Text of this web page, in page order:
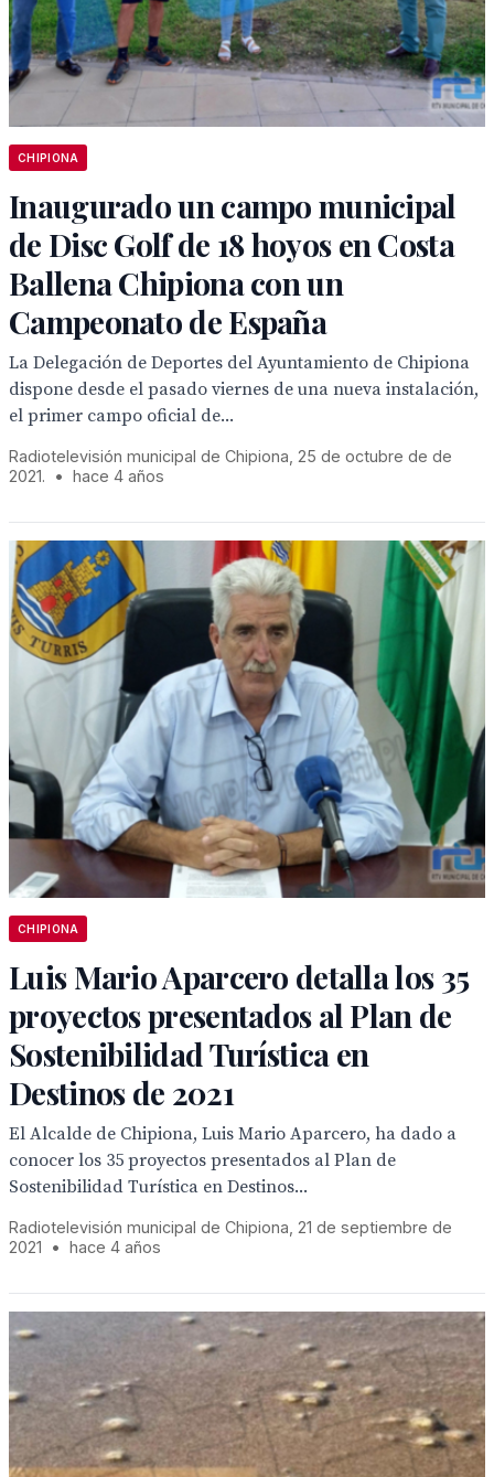
CHIPIONA
Inaugurado un campo municipal
de Disc Golf de 18 hoyos en Costa
Ballena Chipiona con un
Campeonato de España
La Delegación de Deportes del Ayuntamiento de Chipiona
dispone desde el pasado viernes de una nueva instalación,
el primer campo oficial de...
Radiotelevisión municipal de Chipiona, 25 de octubre de de
2021.
• hace 4 años
CHIPIONA
Luis Mario Aparcero detalla los 35
proyectos presentados al Plan de
Sostenibilidad Turística en
Destinos de 2021
El Alcalde de Chipiona, Luis Mario Aparcero, ha dado a
conocer los 35 proyectos presentados al Plan de
Sostenibilidad Turística en Destinos...
Radiotelevisión municipal de Chipiona, 21 de septiembre de
2021
• hace 4 años